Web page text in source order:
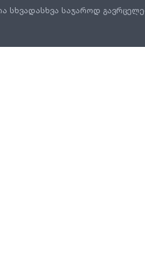
სხვადასხვა საჯაროდ